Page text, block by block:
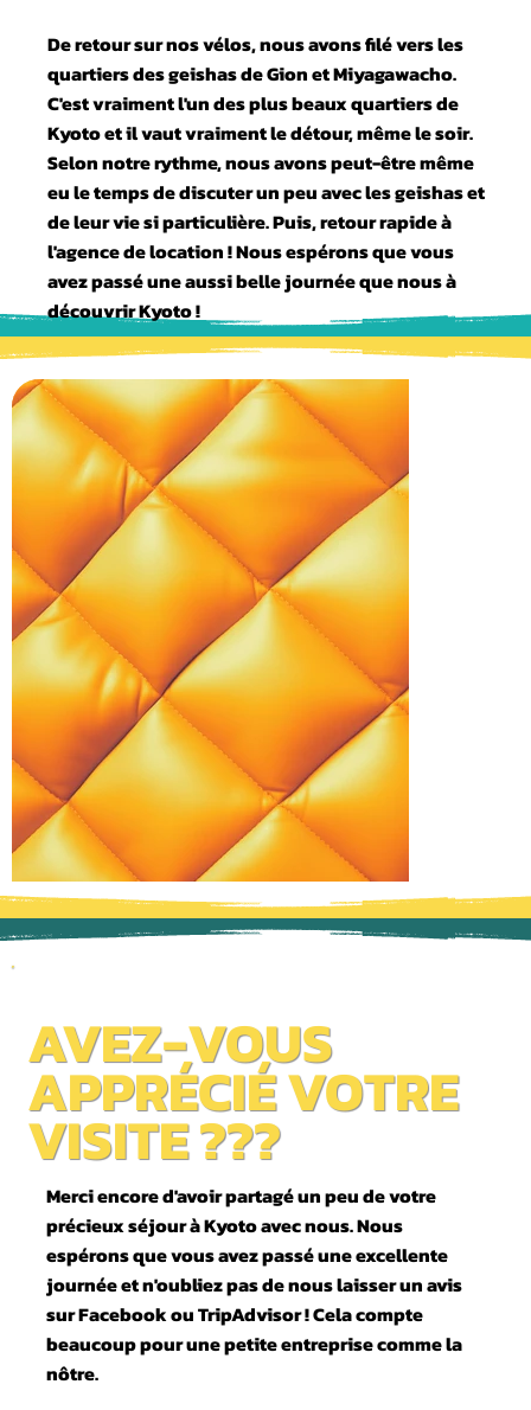
De retour sur nos vélos, nous avons filé vers les
quartiers des geishas de Gion et Miyagawacho.
C'est vraiment l'un des plus beaux quartiers de
Kyoto et il vaut vraiment le détour, même le soir.
Selon notre rythme, nous avons peut-être même
eu le temps de discuter un peu avec les geishas et
de leur vie si particulière. Puis, retour rapide à
l'agence de location ! Nous espérons que vous
avez passé une aussi belle journée que nous à
découvrir Kyoto !
AVEZ-VOUS
APPRÉCIÉ VOTRE
VISITE ???
Merci encore d'avoir partagé un peu de votre
précieux séjour à Kyoto avec nous. Nous
espérons que vous avez passé une excellente
journée et n'oubliez pas de nous laisser un avis
sur Facebook ou TripAdvisor ! Cela compte
beaucoup pour une petite entreprise comme la
nôtre.